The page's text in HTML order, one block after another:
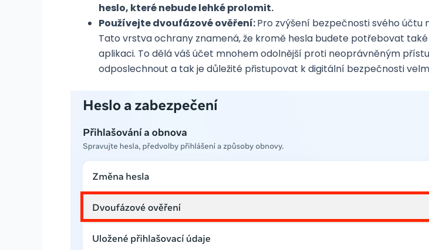
heslo, které nebude lehké prolomit.
Používejte dvoufázové ověření:Pro zvýšení bezpečnosti svého účtu
Tato vrstva ochrany znamená, že kromě hesla budete potřebovat
aplikaci. To dělá váš účet mnohem odolnější proti neoprávněným
odposlechnout a tak je důležité přistupovat k digitální bezpečnosti